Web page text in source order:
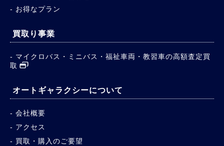
お得なプラン
買取り事業
マイクロバス・ミニバス・福祉車両・教習車の高額査定買
取
オートギャラクシーについて
会社概要
アクセス
買取・購入のご要望